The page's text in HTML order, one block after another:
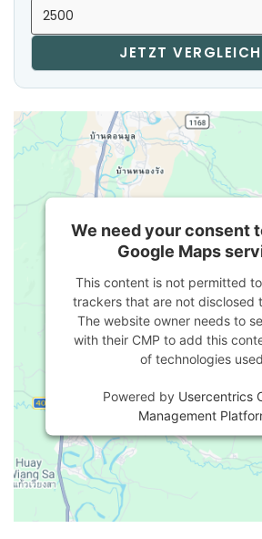
JETZT
We need your consent
Google Maps
This content is not permitted
trackers that are not disclosed
The website owner needs to
with their CMP to add this
of technologies used.
Powered by Usercentrics
Management